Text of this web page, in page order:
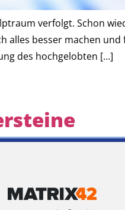
verfolgt. Schon
alles besser machen und
des hochgelobten […]